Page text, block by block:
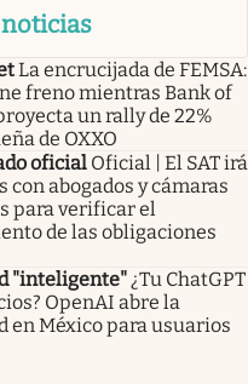
La encrucijada de FEMSA:
freno mientras Bank of
un rally de 22%
de OXXO
oficial Oficial | El SAT irá
con abogados y cámaras
para verificar el
de las obligaciones
"inteligente" ¿Tu ChatGPT
OpenAI abre la
en México para usuarios